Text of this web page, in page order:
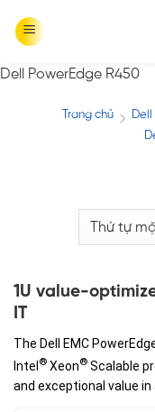
Dell PowerEdge R450
Trang chủ / Dell
1U value-
IT
The Dell EMC
Intel ® Xeon® Scalable
and exceptional value in